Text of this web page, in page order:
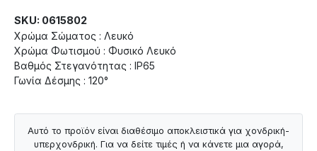
SKU: 0615802
Χρώμα Σώματος : Λευκό
Χρώμα Φωτισμού : Φυσικό Λευκό
Βαθμός Στεγανότητας : IP65
Γωνία Δέσμης : 120°
Αυτό το προϊόν είναι διαθέσιμο αποκλειστικά για χονδρική-
υπερχονδρική. Για να δείτε τιμές ή να κάνετε μια αγορά,